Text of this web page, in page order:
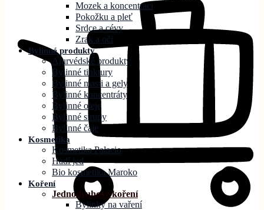
Mozek a koncentraci
Pokožku a pleť
Srdce a cévy
Zrak a oči
Bylinné produkty
Ajurvédské produkty
Bylinné tinktury
Bylinné masti a gely
Bylinné koncentráty
Bylinné oleje
Bylinné sirupy
Bylinné čaje
Kosmetika
Kosmetika Palacio
Hadí jed
Bio kosmetika Maroko
Koření
Jednodruhové koření
Bylinky na vaření